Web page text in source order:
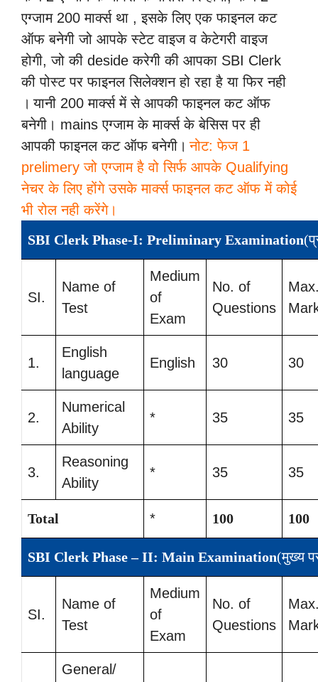
एग्जाम 200 मार्क्स था , इसके लिए एक फाइनल कट
ऑफ बनेगी जो आपके स्टेट वाइज व केटेगरी वाइज
होगी, जो की deside करेगी की आपका SBI Clerk
की पोस्ट पर फाइनल सिलेक्शन हो रहा है या फिर नही
। यानी 200 मार्क्स में से आपकी फाइनल कट ऑफ
बनेगी। mains एग्जाम के मार्क्स के बेसिस पर ही
आपकी फाइनल कट ऑफ बनेगी। नोट: फेज 1
prelimery जो एग्जाम है वो सिर्फ आपके Qualifying
नेचर के लिए होंगे उसके मार्क्स फाइनल कट ऑफ में कोई
भी रोल नही करेंगे।
SBI Clerk Phase-I: Preliminary Examination
SI.
Name of
Test
Medium
of
Exam
No. of
Questions
1.
English
language
English 30 30
2.
Numerical
Ability
* 35 35
3.
Reasoning
Ability
* 35 35
Total * 100 100
SBI Clerk Phase – II: Main Examination(मुख्य
SI.
Name of
Test
Medium
of
Exam
No. of
Questions
General/